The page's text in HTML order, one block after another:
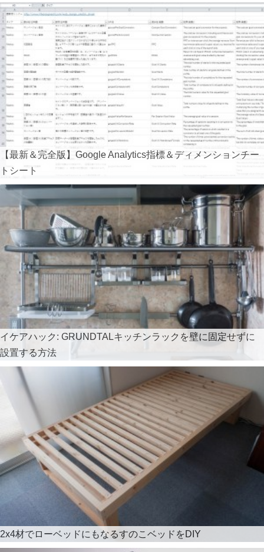
【最新＆完全版】Google Analytics指標＆ディメンションチー
トシート
イケアハック: GRUNDTALキッチンラックを壁に固定せずに
設置する方法
2x4材でローベッドにもなるすのこベッドをDIY